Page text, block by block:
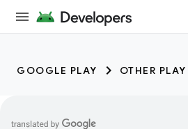
GOOGLE PLAY OTHER